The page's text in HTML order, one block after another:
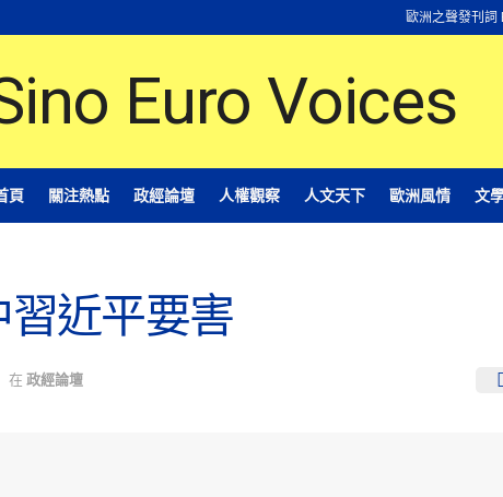
歐洲之聲發刊詞
頁 關注熱點 政經論壇 人權觀察 人文天下 歐洲風情 文
近平要害
在 政經論壇